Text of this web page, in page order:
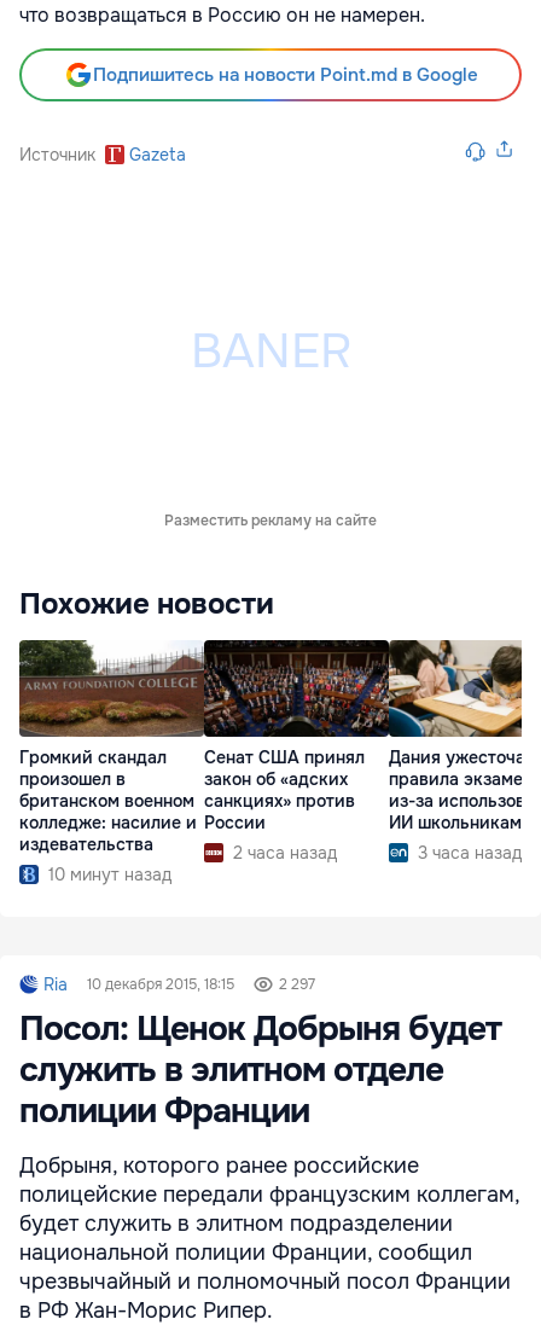
что возвращаться в Россию он не намерен.
Подпишитесь на новости Point.md в Google
Источник Gazeta
Разместить рекламу на сайте
Похожие новости
Громкий скандал
произошел в
британском военном
колледже: насилие и
издевательства
10 минут назад
Сенат США принял
закон об «адских
санкциях» против
России
2 часа назад
Дания
правила
из-за
ИИ школьниками
3 часа назад
Ria 10 декабря 2015, 18:15 2 297
Посол: Щенок Добрыня будет
служить в элитном отделе
полиции Франции
Добрыня, которого ранее российские
полицейские передали французским коллегам,
будет служить в элитном подразделении
национальной полиции Франции, сообщил
чрезвычайный и полномочный посол Франции
в РФ Жан-Морис Рипер.